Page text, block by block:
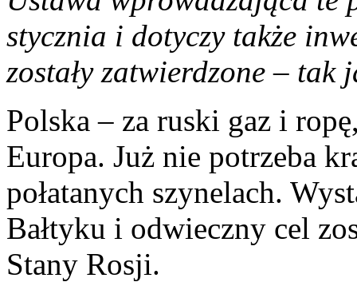
stycznia i dotyczy także
zostały zatwierdzone – tak
Polska – za ruski gaz i
Europa. Już nie potrzeba
połatanych szynelach.
Bałtyku i odwieczny cel
Stany Rosji.